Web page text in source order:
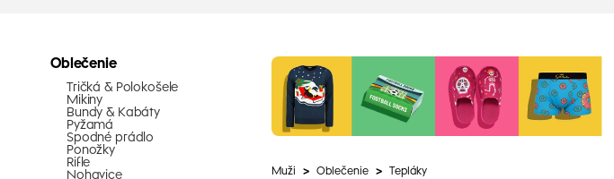
Oblečenie
Tričká & Polokošele
Mikiny
Bundy & Kabáty
Pyžamá
Spodné prádlo
Ponožky
Rifle
Nohavice
Muži > Oblečenie > Tepláky